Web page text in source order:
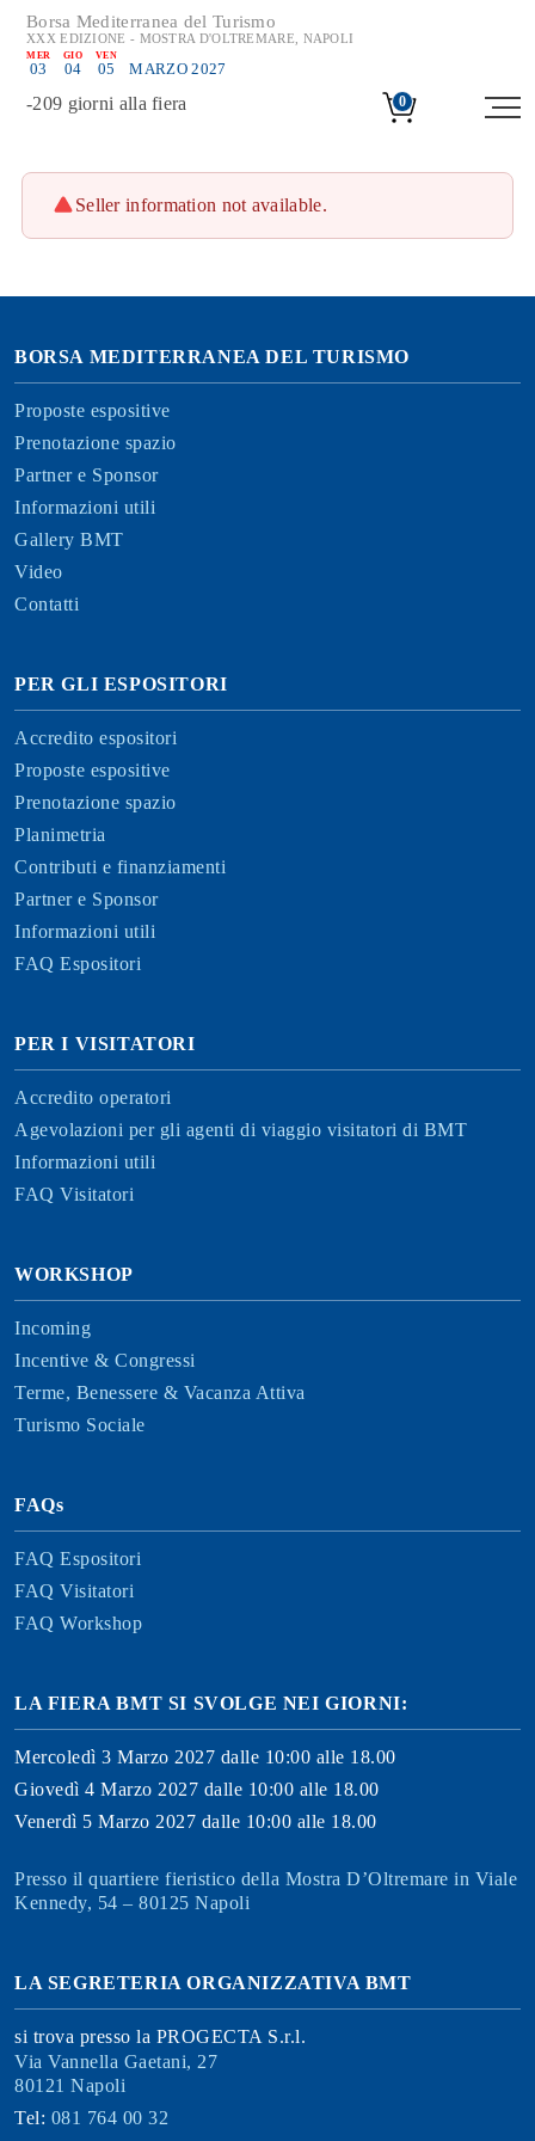
Borsa Mediterranea del Turismo
XXX EDIZIONE - MOSTRA D'OLTREMARE, NAPOLI
MER
03
GIO
04
VEN
05 MARZO 2027
-209 giorni alla fiera 0
Seller information not available.
BORSA MEDITERRANEA DEL TURISMO
Proposte espositive
Prenotazione spazio
Partner e Sponsor
Informazioni utili
Gallery BMT
Video
Contatti
PER GLI ESPOSITORI
Accredito espositori
Proposte espositive
Prenotazione spazio
Planimetria
Contributi e finanziamenti
Partner e Sponsor
Informazioni utili
FAQ Espositori
PER I VISITATORI
Accredito operatori
Agevolazioni per gli agenti di viaggio visitatori di BMT
Informazioni utili
FAQ Visitatori
WORKSHOP
Incoming
Incentive & Congressi
Terme, Benessere & Vacanza Attiva
Turismo Sociale
FAQs
FAQ Espositori
FAQ Visitatori
FAQ Workshop
LA FIERA BMT SI SVOLGE NEI GIORNI:
Mercoledì 3 Marzo 2027 dalle 10:00 alle 18.00
Giovedì 4 Marzo 2027 dalle 10:00 alle 18.00
Venerdì 5 Marzo 2027 dalle 10:00 alle 18.00
Presso il quartiere fieristico della Mostra D’Oltremare in Viale
Kennedy, 54 – 80125 Napoli
LA SEGRETERIA ORGANIZZATIVA BMT
si trova presso la PROGECTA S.r.l.
Via Vannella Gaetani, 27
80121 Napoli
Tel: 081 764 00 32